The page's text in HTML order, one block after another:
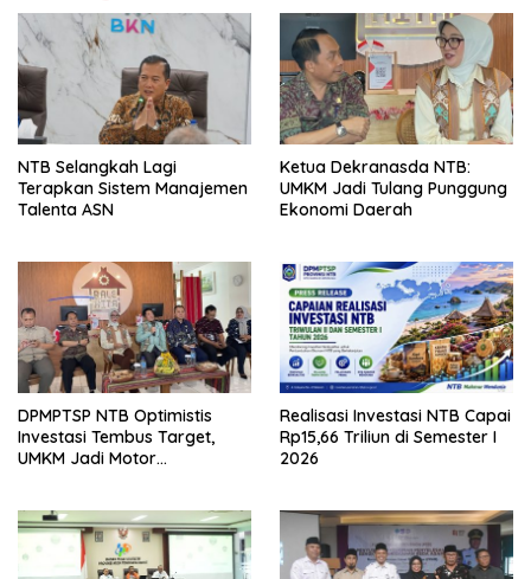
NTB Selangkah Lagi
Terapkan Sistem Manajemen
Talenta ASN
Ketua Dekranasda NTB:
UMKM Jadi Tulang Punggung
Ekonomi Daerah
DPMPTSP NTB Optimistis
Investasi Tembus Target,
UMKM Jadi Motor
Realisasi Investasi NTB Capai
Rp15,66 Triliun di Semester I
2026